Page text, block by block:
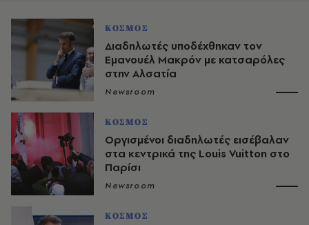
ΚΟΣΜΟΣ
Διαδηλωτές υποδέχθηκαν τον
Εμανουέλ Μακρόν με κατσαρόλες
στην Αλσατία
Newsroom
ΚΟΣΜΟΣ
Οργισμένοι διαδηλωτές εισέβαλαν
στα κεντρικά της Louis Vuitton στο
Παρίσι
Newsroom
ΚΟΣΜΟΣ